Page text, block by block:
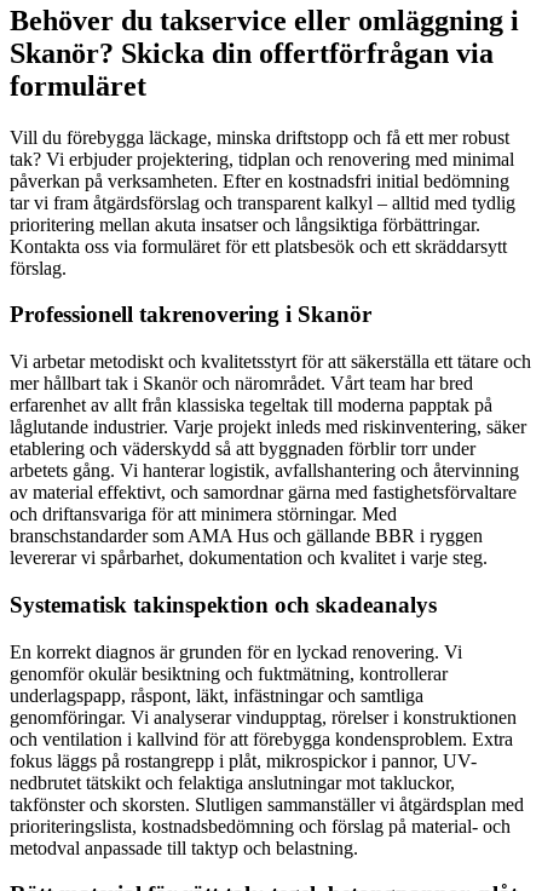
Behöver du takservice eller omläggning i
Skanör? Skicka din offertförfrågan via
formuläret
Vill du förebygga läckage, minska driftstopp och få ett mer robust
tak? Vi erbjuder projektering, tidplan och renovering med minimal
påverkan på verksamheten. Efter en kostnadsfri initial bedömning
tar vi fram åtgärdsförslag och transparent kalkyl – alltid med tydlig
prioritering mellan akuta insatser och långsiktiga förbättringar.
Kontakta oss via formuläret för ett platsbesök och ett skräddarsytt
förslag.
Professionell takrenovering i Skanör
Vi arbetar metodiskt och kvalitetsstyrt för att säkerställa ett tätare och
mer hållbart tak i Skanör och närområdet. Vårt team har bred
erfarenhet av allt från klassiska tegeltak till moderna papptak på
låglutande industrier. Varje projekt inleds med riskinventering, säker
etablering och väderskydd så att byggnaden förblir torr under
arbetets gång. Vi hanterar logistik, avfallshantering och återvinning
av material effektivt, och samordnar gärna med fastighetsförvaltare
och driftansvariga för att minimera störningar. Med
branschstandarder som AMA Hus och gällande BBR i ryggen
levererar vi spårbarhet, dokumentation och kvalitet i varje steg.
Systematisk takinspektion och skadeanalys
En korrekt diagnos är grunden för en lyckad renovering. Vi
genomför okulär besiktning och fuktmätning, kontrollerar
underlagspapp, råspont, läkt, infästningar och samtliga
genomföringar. Vi analyserar vindupptag, rörelser i konstruktionen
och ventilation i kallvind för att förebygga kondensproblem. Extra
fokus läggs på rostangrepp i plåt, mikrospickor i pannor, UV-
nedbrutet tätskikt och felaktiga anslutningar mot takluckor,
takfönster och skorsten. Slutligen sammanställer vi åtgärdsplan med
prioriteringslista, kostnadsbedömning och förslag på material- och
metodval anpassade till taktyp och belastning.